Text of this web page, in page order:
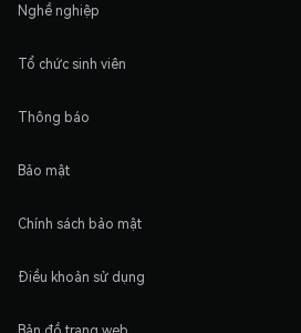
Nghề nghiệp
Tổ chức sinh viên
Thông báo
Bảo mật
Chính sách bảo mật
Điều khoản sử dụng